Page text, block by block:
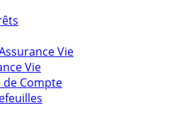
Vie
Vie
Compte